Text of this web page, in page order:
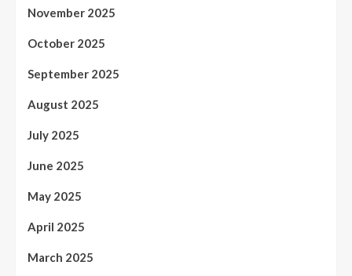
November 2025
October 2025
September 2025
August 2025
July 2025
June 2025
May 2025
April 2025
March 2025